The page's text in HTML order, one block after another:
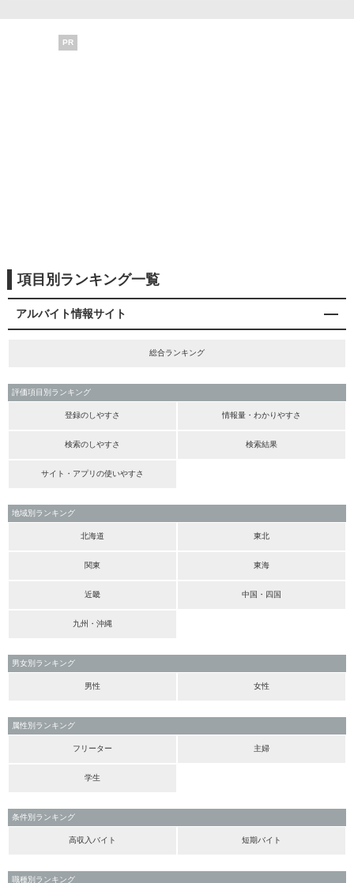
PR
項目別ランキング一覧
アルバイト情報サイト
総合ランキング
評価項目別ランキング
登録のしやすさ 情報量・わかりやすさ
検索のしやすさ 検索結果
サイト・アプリの使いやすさ
地域別ランキング
北海道 東北
関東 東海
近畿 中国・四国
九州・沖縄
男女別ランキング
男性 女性
属性別ランキング
フリーター 主婦
学生
条件別ランキング
高収入バイト 短期バイト
職種別ランキング